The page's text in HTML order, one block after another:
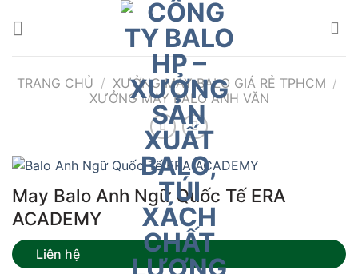
TRANG CHỦ / XƯỞNG MAY BALO GIÁ RẺ TPHCM /
XƯỞNG MAY BALO ANH VĂN
May Balo Anh Ngữ Quốc Tế ERA
ACADEMY
Liên hệ